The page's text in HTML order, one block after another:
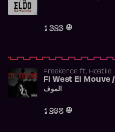
1 323
Freekence ft. Hostile
Fi West El Mouve / في وسط
الموف
1 268